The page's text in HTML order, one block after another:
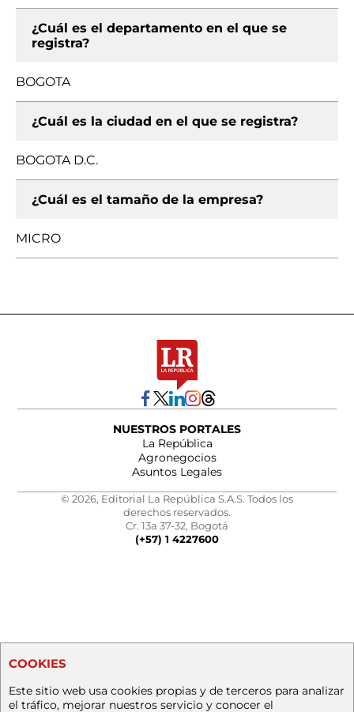
¿Cuál es el departamento en el que se
registra?
BOGOTA
¿Cuál es la ciudad en el que se registra?
BOGOTA D.C.
¿Cuál es el tamaño de la empresa?
MICRO
NUESTROS PORTALES
La República
Agronegocios
Asuntos Legales
© 2026, Editorial La República S.A.S. Todos los
derechos reservados.
Cr. 13a 37-32, Bogotá
(+57) 1 4227600
COOKIES
Este sitio web usa cookies propias y de terceros para analizar
el tráfico, mejorar nuestros servicio y conocer el